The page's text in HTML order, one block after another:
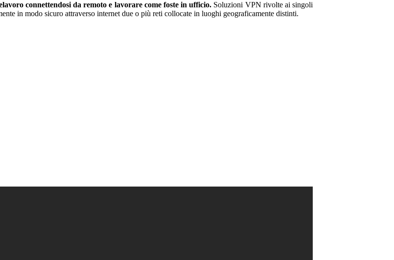
connettendosi da remoto e lavorare come foste in ufficio. Soluzioni VPN rivolte ai singoli
in modo sicuro attraverso internet due o più reti collocate in luoghi geograficamente distinti.